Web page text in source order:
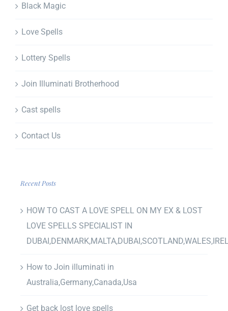
Black Magic
Love Spells
Lottery Spells
Join Illuminati Brotherhood
Cast spells
Contact Us
Recent Posts
HOW TO CAST A LOVE SPELL ON MY EX & LOST
LOVE SPELLS SPECIALIST IN
How to Join illuminati in
Australia,Germany,Canada,Usa
Get back lost love spells